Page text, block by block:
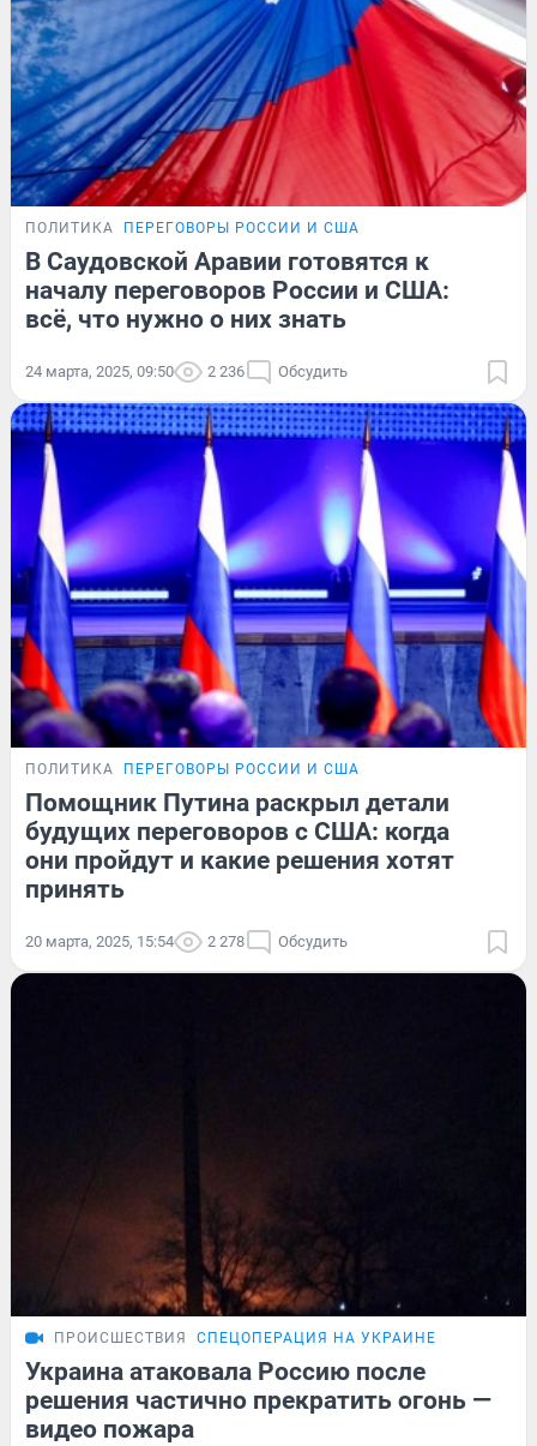
ПОЛИТИКА ПЕРЕГОВОРЫ РОССИИ И США
В Саудовской Аравии готовятся к
началу переговоров России и США:
всё, что нужно о них знать
24 марта, 2025, 09:50 2 236 Обсудить
ПОЛИТИКА ПЕРЕГОВОРЫ РОССИИ И США
Помощник Путина раскрыл детали
будущих переговоров с США: когда
они пройдут и какие решения хотят
принять
20 марта, 2025, 15:54 2 278 Обсудить
ПРОИСШЕСТВИЯ СПЕЦОПЕРАЦИЯ НА УКРАИНЕ
Украина атаковала Россию после
решения частично прекратить огонь —
видео пожара